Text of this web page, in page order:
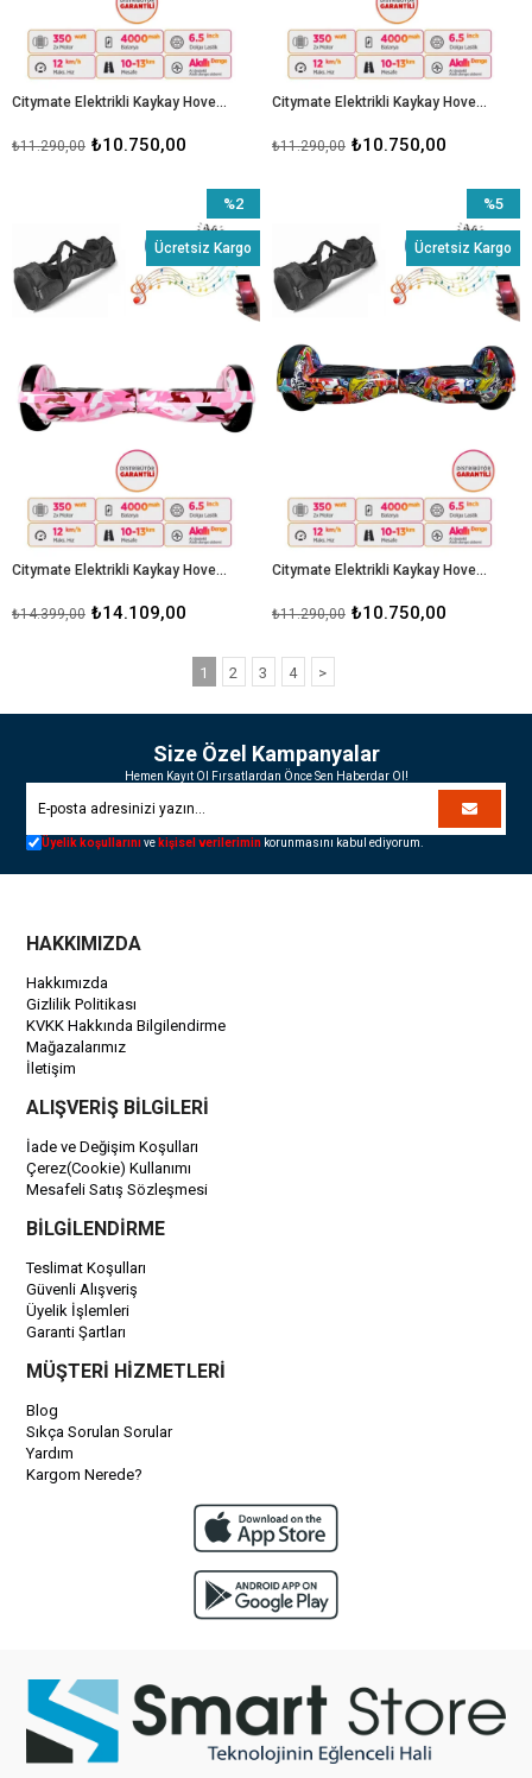
Citymate Elektrikli Kaykay Hoverboard Bluetooth Hoparlörlü 6.5 İnç Grafiti D02 - Çanta Hediye
₺10.750,00
₺11.290,00
Citymate Elektrikli Kaykay Hoverboard Bluetooth Hoparlörlü 6.5 İnç Grafiti D04 - Çanta Hediye
₺10.750,00
₺11.290,00
Citymate Elektrikli Kaykay Hoverboard Bluetooth Hoparlörlü 6.5 İnç Grafiti D05 - Çanta Hediye
₺14.109,00
₺14.399,00
%2
İndirim
%2İndirim
Ücretsiz Kargo
Citymate Elektrikli Kaykay Hoverboard Bluetooth Hoparlörlü 6.5 İnç Grafiti D11 - Çanta Hediye
₺10.750,00
₺11.290,00
%5
İndirim
Ücretsiz Kargo
1 2 3 4 >
Size Özel Kampanyalar
Hemen Kayıt Ol Fırsatlardan Önce Sen Haberdar Ol!
Üyelik koşullarınıve kişisel verilerimin korunmasını kabul ediyorum.
HAKKIMIZDA
Hakkımızda
Gizlilik Politikası
KVKK Hakkında Bilgilendirme
Mağazalarımız
İletişim
ALIŞVERİŞ BİLGİLERİ
İade ve Değişim Koşulları
Çerez(Cookie) Kullanımı
Mesafeli Satış Sözleşmesi
BİLGİLENDİRME
Teslimat Koşulları
Güvenli Alışveriş
Üyelik İşlemleri
Garanti Şartları
MÜŞTERİ HİZMETLERİ
Blog
Sıkça Sorulan Sorular
Yardım
Kargom Nerede?